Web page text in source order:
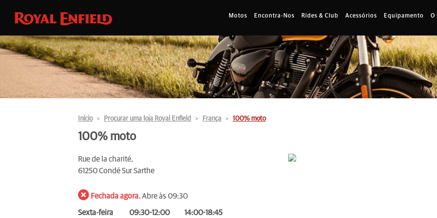
Motos Encontra-Nos Rides & Club Acessórios Equipamento O
Início Procurar uma loja Royal Enfield França 100% moto
100% moto
Rue de la charité,
61250 Condé Sur Sarthe
Fechada agora.Abre às 09:30
Sexta-feira 09:30-12:00 14:00-18:45